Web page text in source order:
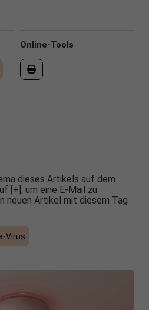
Online-Tools
dieses Artikels auf dem
[+], um eine E-Mail zu
neuen Artikel mit diesem Tag
Virus